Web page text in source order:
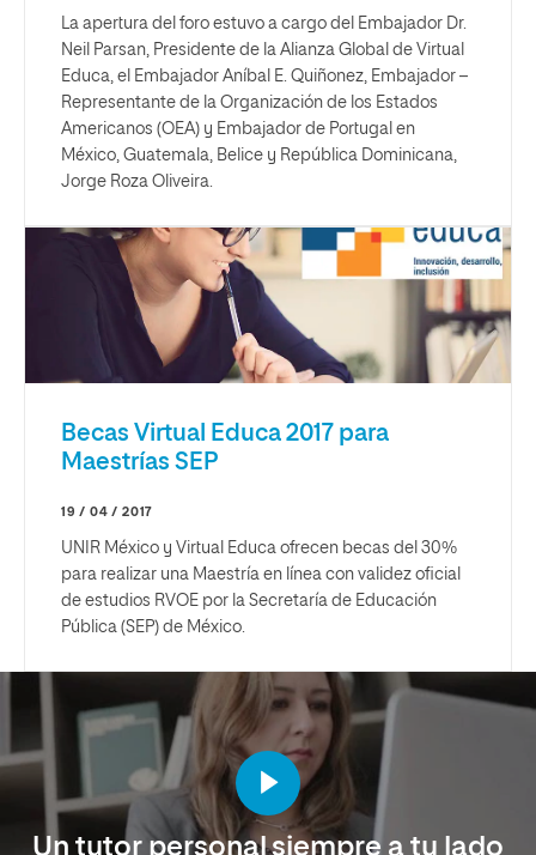
La apertura del foro estuvo a cargo del Embajador Dr.
Neil Parsan, Presidente de la Alianza Global de Virtual
Educa, el Embajador Aníbal E. Quiñonez, Embajador –
Representante de la Organización de los Estados
Americanos (OEA) y Embajador de Portugal en
México, Guatemala, Belice y República Dominicana,
Jorge Roza Oliveira.
Becas Virtual Educa 2017 para
Maestrías SEP
19 / 04 / 2017
UNIR México y Virtual Educa ofrecen becas del 30%
para realizar una Maestría en línea con validez oficial
de estudios RVOE por la Secretaría de Educación
Pública (SEP) de México.
Un tutor personal siempre a tu lado